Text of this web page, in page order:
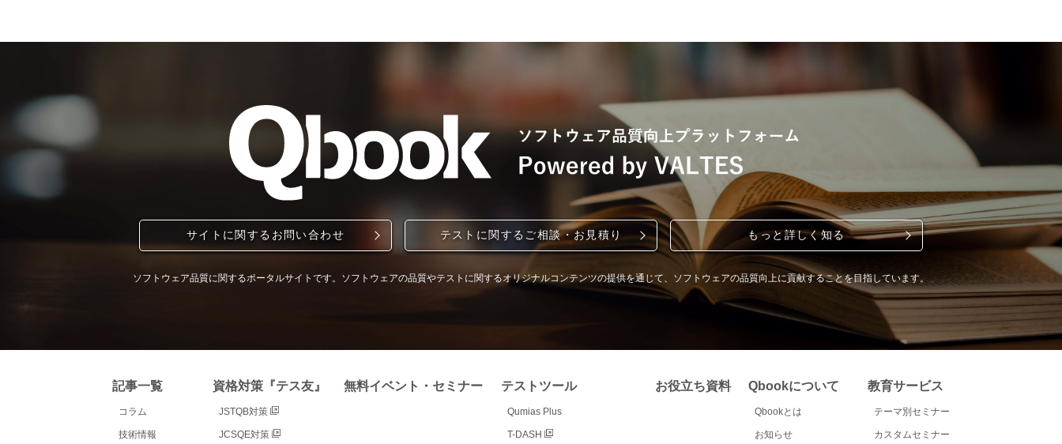
サイトに関するお問い合わせ テストに関するご相談・お見積り もっと詳しく知る
ソフトウェア品質に関するポータルサイトです。ソフトウェアの品質やテストに関するオリジナルコンテンツの提供を通じて、ソフトウェアの品質向上に貢献することを目指しています。
記事一覧
コラム
技術情報
資格対策『テス友』
JSTQB対策
JCSQE対策
無料イベント・セミナー テストツール
Qumias Plus
T-DASH
お役立ち資料 Qbookについて
Qbookとは
お知らせ
教育サービス
テーマ別セミナー
カスタムセミナー